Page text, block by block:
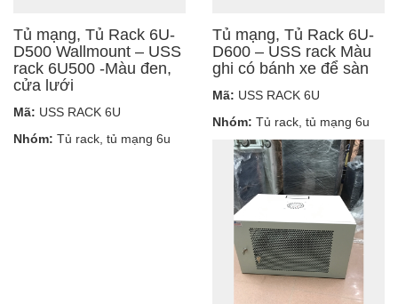
Tủ mạng, Tủ Rack 6U-
D500 Wallmount – USS
rack 6U500 -Màu đen,
cửa lưới
Mã: USS RACK 6U
Nhóm: Tủ rack, tủ mạng 6u
Tủ mạng, Tủ Rack 6U-
D600 – USS rack Màu
ghi có bánh xe để sàn
Mã: USS RACK 6U
Nhóm: Tủ rack, tủ mạng 6u